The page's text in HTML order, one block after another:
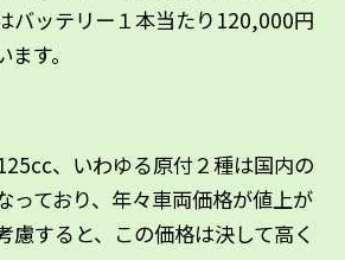
バッテリー１本当たり120,000円
す。
、いわゆる原付２種は国内の
っており、年々車両価格が値上が
慮すると、この価格は決して高く